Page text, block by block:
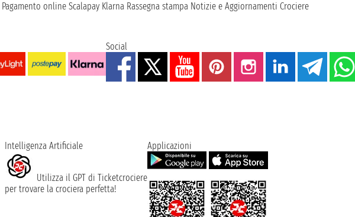
Pagamento online Scalapay Klarna Rassegna stampa Notizie e Aggiornamenti Crociere
Social
Intelligenza Artificiale
Utilizza il GPT di Ticketcrociere
per trovare la crociera perfetta!
Applicazioni